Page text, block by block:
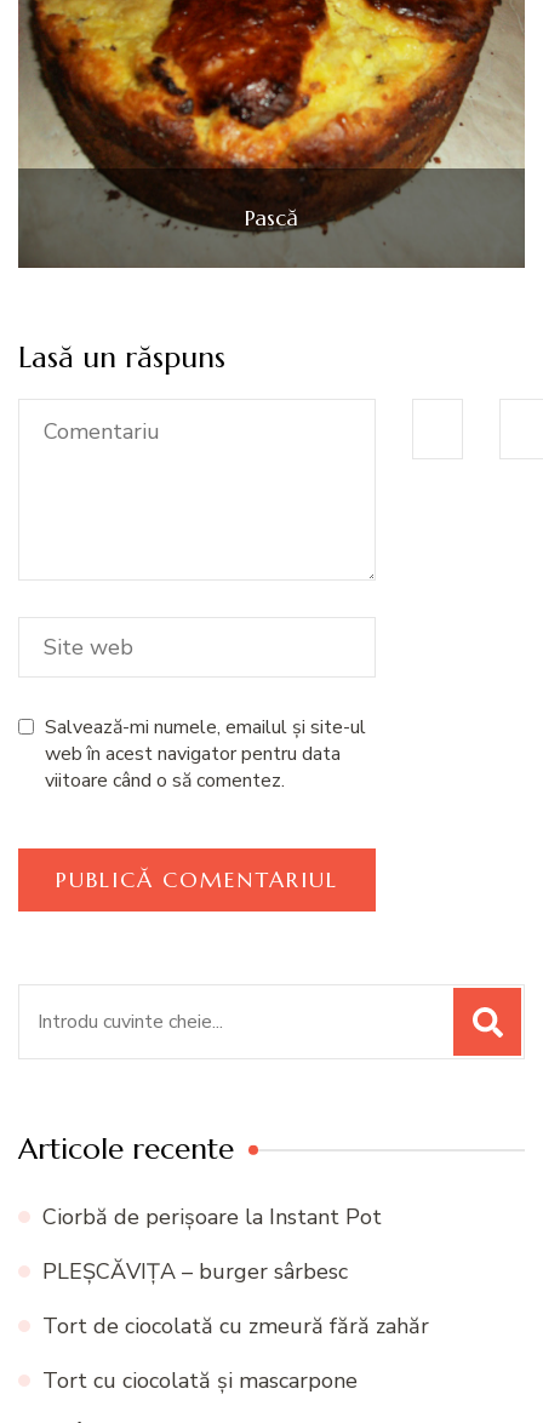
Pască
Lasă un răspuns
Salvează-mi numele, emailul și site-ul
web în acest navigator pentru data
viitoare când o să comentez.
Articole recente
Ciorbă de perișoare la Instant Pot
PLEȘCĂVIȚA – burger sârbesc
Tort de ciocolată cu zmeură fără zahăr
Tort cu ciocolată și mascarpone